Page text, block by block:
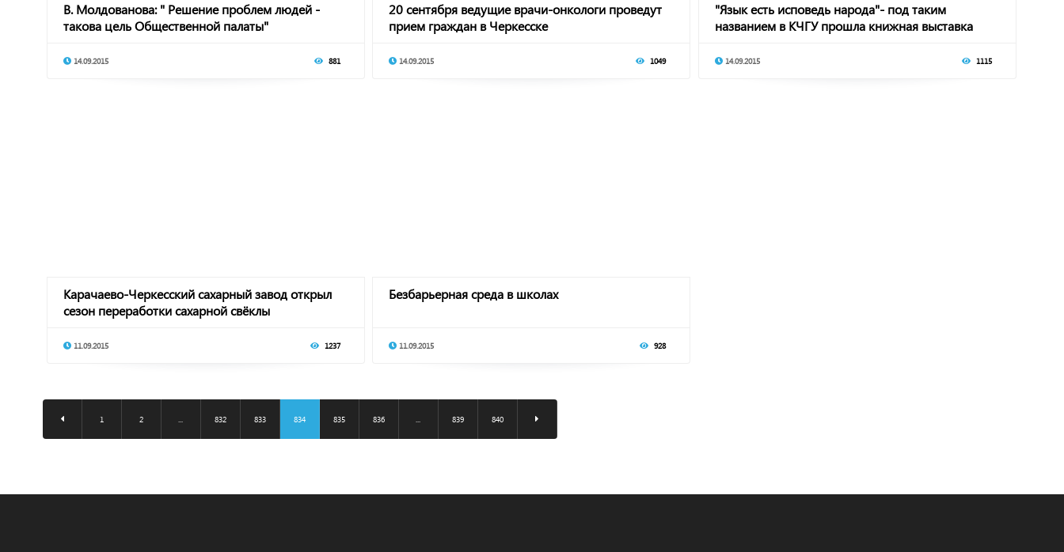
В. Молдованова: " Решение проблем людей -
такова цель Общественной палаты"
14.09.2015 881
20 сентября ведущие врачи-онкологи проведут
прием граждан в Черкесске
14.09.2015 1049
"Язык есть исповедь народа"- под таким
названием в КЧГУ прошла книжная выставка
14.09.2015 1115
Карачаево-Черкесский сахарный завод открыл
сезон переработки сахарной свёклы
11.09.2015 1237
Безбарьерная среда в школах
11.09.2015 928
1 2 832 833 834 835 836 839 840